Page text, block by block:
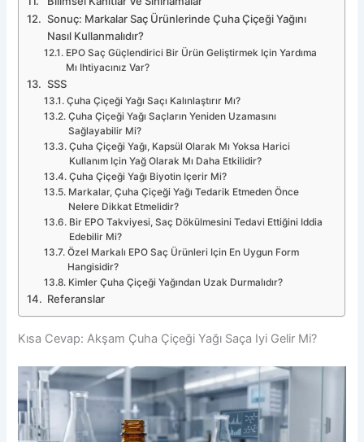
Sonuç: Markalar Saç Ürünlerinde Çuha Çiçeği Yağını
Nasıl Kullanmalıdır?
EPO Saç Güçlendirici Bir Ürün Geliştirmek Için Yardıma
Mı Ihtiyacınız Var?
SSS
Çuha Çiçeği Yağı Saçı Kalınlaştırır Mı?
Çuha Çiçeği Yağı Saçların Yeniden Uzamasını
Sağlayabilir Mi?
Çuha Çiçeği Yağı, Kapsül Olarak Mı Yoksa Harici
Kullanım Için Yağ Olarak Mı Daha Etkilidir?
Çuha Çiçeği Yağı Biyotin Içerir Mi?
Markalar, Çuha Çiçeği Yağı Tedarik Etmeden Önce
Nelere Dikkat Etmelidir?
Bir EPO Takviyesi, Saç Dökülmesini Tedavi Ettiğini Iddia
Edebilir Mi?
Özel Markalı EPO Saç Ürünleri Için En Uygun Form
Hangisidir?
Kimler Çuha Çiçeği Yağından Uzak Durmalıdır?
Referanslar
Kısa Cevap: Akşam Çuha Çiçeği Yağı Saça Iyi Gelir Mi?